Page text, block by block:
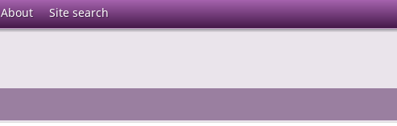
About Site search